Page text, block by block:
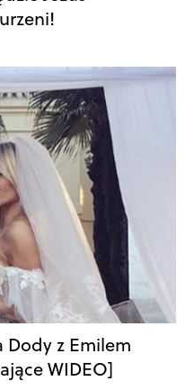
Dody z Emilem
WIDEO]